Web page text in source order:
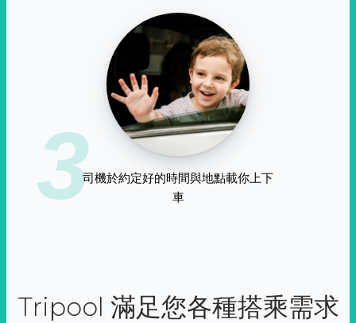
3司機於約定好的時間與地點載你上下
車
Tripool 滿足您各種搭乘需求